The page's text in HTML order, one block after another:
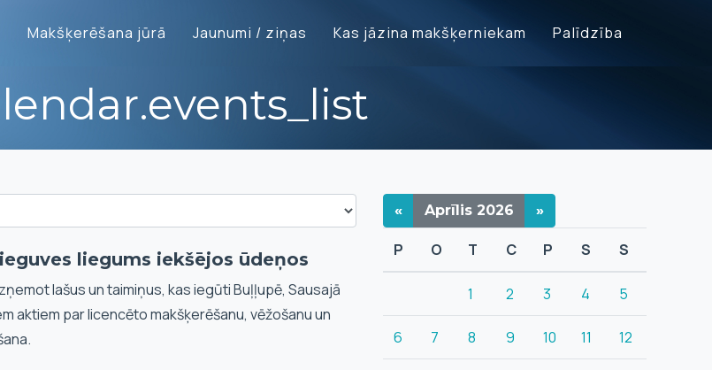
Makšķerēšana jūrā Jaunumi / ziņas Kas jāzina makšķerniekam Palīdzība
liegums iekšējos ūdeņos
lašus un taimiņus, kas iegūti Buļļupē, Sausajā
aktiem par licencēto makšķerēšanu, vēžošanu un
« Aprīlis 2026 »
P O T C P S S
1 2 3 4 5
6 7 8 9 10 11 12